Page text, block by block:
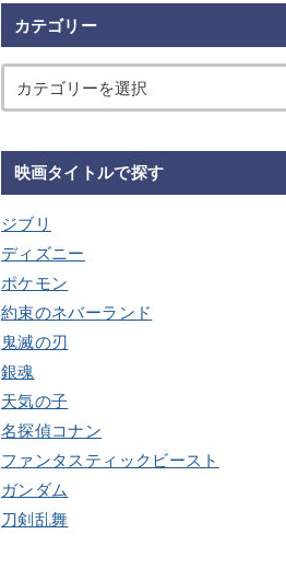
カテゴリー
映画タイトルで探す
ジブリ
ディズニー
ポケモン
約束のネバーランド
鬼滅の刃
銀魂
天気の子
名探偵コナン
ファンタスティックビースト
ガンダム
刀剣乱舞